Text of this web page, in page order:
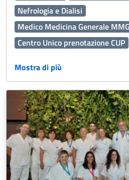
Nefrologia e Dialisi
Medico Medicina Generale MMG
Centro Unico prenotazione CUP
Dermatologia
Percorso Diagnostico
118
Medicina Generale
Emergenza Sanitaria
Servizi
Servizi Distrettuali
Operatori
Continuità assistenziale ex
Presidi Territoriali
Disabilità
Mostra di più